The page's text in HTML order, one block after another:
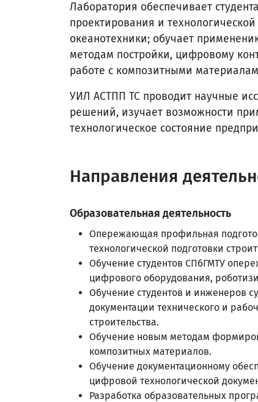
Лаборатория обеспечивает
проектирования и
океанотехники; обучает
методам постройки, цифровому
работе с композитными
УИЛ АСТПП ТС проводит научные
решений, изучает возможности
технологическое состояние
Направления
Образовательная деятельность
Опережающая профильная
технологической подготовки
Обучение студентов СПбГМТУ
цифрового оборудования,
Обучение студентов и инженеров
документации технического и
строительства.
Обучение новым методам
композитных материалов.
Обучение документационному
цифровой технологической
Разработка образовательных